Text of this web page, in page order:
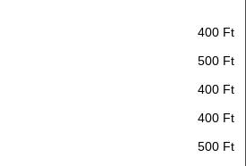
400 Ft
500 Ft
400 Ft
400 Ft
500 Ft